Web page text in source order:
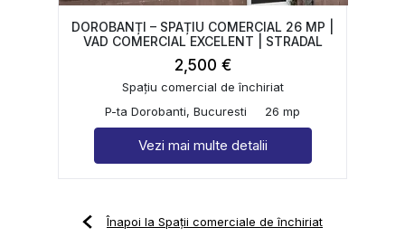
DOROBANȚI – SPAȚIU COMERCIAL 26 MP |
VAD COMERCIAL EXCELENT | STRADAL
2,500 €
Spațiu comercial de închiriat
P-ta Dorobanti, Bucuresti
26 mp
Vezi mai multe detalii
Înapoi la Spații comerciale de închiriat